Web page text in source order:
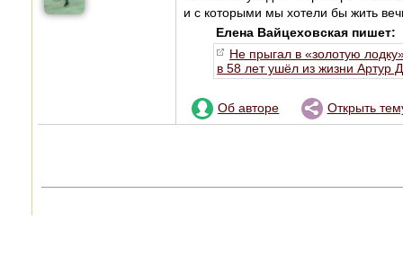
и с которыми мы хотели бы жить
Елена Вайцеховская пишет:
Не прыгал в «золотую
в 58 лет ушёл из жизни Артур
Об авторе Открыть